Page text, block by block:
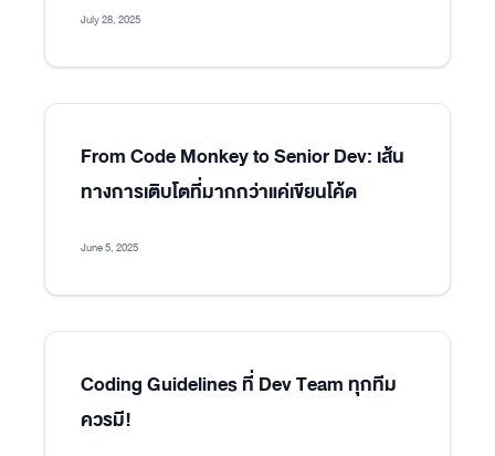
July 28, 2025
From Code Monkey to Senior Dev: เส้น
ทางการเติบโตที่มากกว่าแค่เขียนโค้ด
June 5, 2025
Coding Guidelines ที่ Dev Team ทุกทีม
ควรมี!